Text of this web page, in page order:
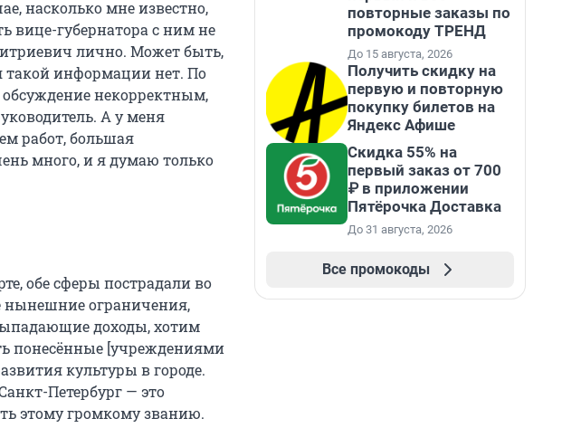
насколько мне известно,
вице-губернатора с ним не
лично. Может быть,
такой информации нет. По
некорректным,
А у меня
работ, большая
много, и я думаю только
обе сферы пострадали во
нынешние ограничения,
доходы, хотим
понесённые [учреждениями
культуры в городе.
Петербург — это
этому громкому званию.
повторные заказы по
промокоду ТРЕНД
До 15 августа, 2026
Получить скидку на
первую и повторную
покупку билетов на
Яндекс Афише
Скидка 55% на
первый заказ от 700
₽ в приложении
Пятёрочка Доставка
До 31 августа, 2026
Все промокоды